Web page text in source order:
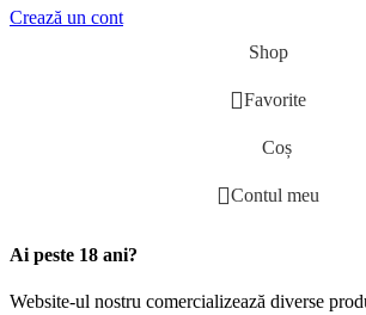
Crează un cont
Shop
Favorite
Coș
Contul meu
Ai peste 18 ani?
Website-ul nostru comercializează diverse